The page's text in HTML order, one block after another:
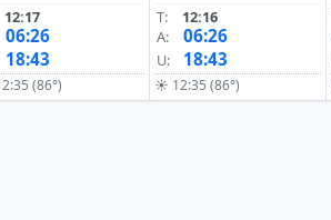
12:17
06:26
18:43
(86°)
T:
12:16
A:
06:26
U: 18:43
☀ 12:35 (86°)